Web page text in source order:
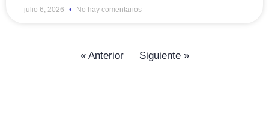
julio 6, 2026 No hay comentarios
« Anterior Siguiente »